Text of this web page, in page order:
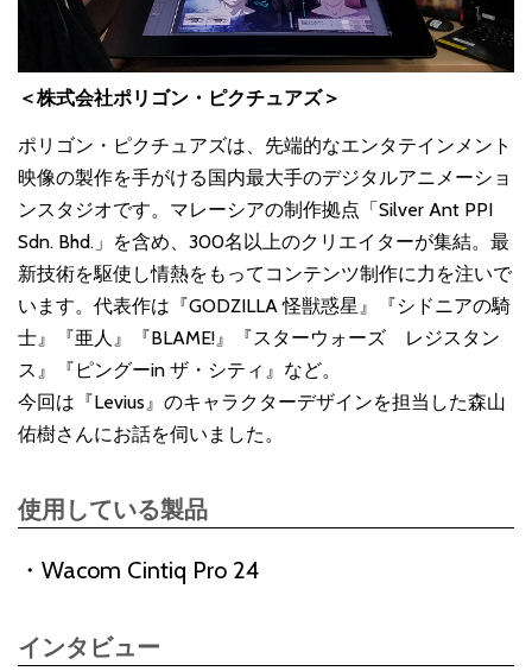
＜株式会社ポリゴン・ピクチュアズ＞
ポリゴン・ピクチュアズは、先端的なエンタテインメント
映像の製作を手がける国内最大手のデジタルアニメーショ
ンスタジオです。マレーシアの制作拠点「Silver Ant PPI
Sdn. Bhd.」を含め、300名以上のクリエイターが集結。最
新技術を駆使し情熱をもってコンテンツ制作に力を注いで
います。代表作は『GODZILLA 怪獣惑星』『シドニアの騎
士』『亜人』『BLAME!』『スターウォーズ レジスタン
ス』『ピングーin ザ・シティ』など。
今回は『Levius』のキャラクターデザインを担当した森山
佑樹さんにお話を伺いました。
使用している製品
Wacom Cintiq Pro 24
インタビュー